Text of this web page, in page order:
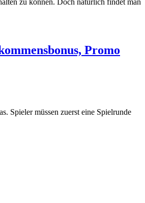
Promo
Spieler müssen zuerst eine Spielrunde